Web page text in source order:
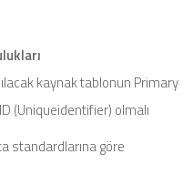
kaynak tablonun Primary
(Uniqueidentifier) olmalı
standardlarına göre